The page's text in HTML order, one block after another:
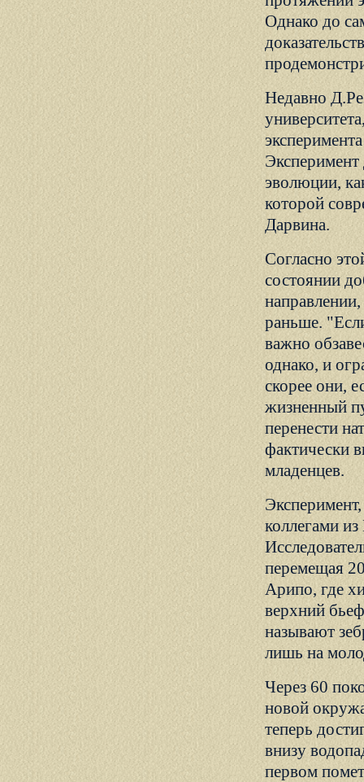
Однако до
Недавно
эволюции,
которой
Дарвина.
Согласно
состоянии
раньше.
важно
однако, и
скорее они,
жизненный
перенести
фактически
младенцев.
коллегами
перемещая
Арипо, где
верхний
называют
лишь на
Через 60
новой
теперь
внизу
первом